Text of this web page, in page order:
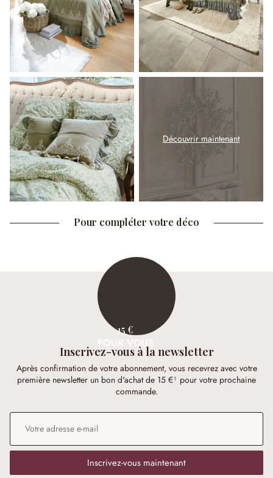
Découvrir maintenant
Pour compléter votre déco
15 €
POUR VOUS
Inscrivez-vous à la newsletter
Après confirmation de votre abonnement, vous recevrez avec votre
première newsletter un bon d'achat de 15 €¹ pour votre prochaine
commande.
Adresse e-mail*
Inscrivez-vous maintenant